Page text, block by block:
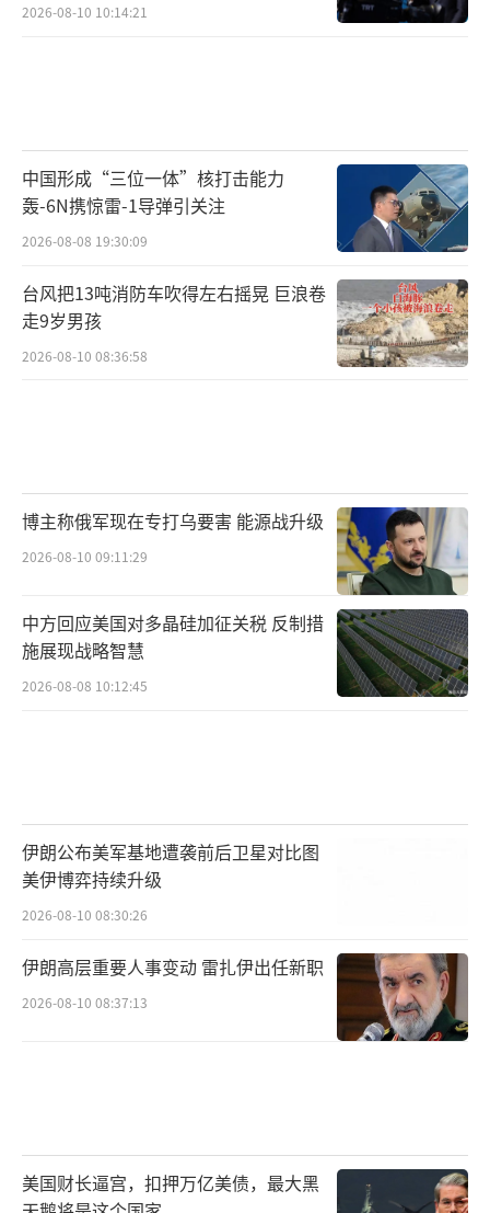
2026-08-10 10:14:21
中国形成“三位一体”核打击能力
轰-6N携惊雷-1导弹引关注
2026-08-08 19:30:09
台风把13吨消防车吹得左右摇晃 巨浪卷
走9岁男孩
2026-08-10 08:36:58
博主称俄军现在专打乌要害 能源战升级
2026-08-10 09:11:29
中方回应美国对多晶硅加征关税 反制措
施展现战略智慧
2026-08-08 10:12:45
伊朗公布美军基地遭袭前后卫星对比图
美伊博弈持续升级
2026-08-10 08:30:26
伊朗高层重要人事变动 雷扎伊出任新职
2026-08-10 08:37:13
美国财长逼宫，扣押万亿美债，最大黑